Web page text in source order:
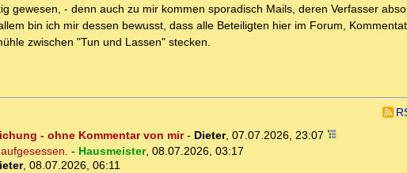
gewesen, - denn auch zu mir kommen sporadisch Mails, deren Verfasser
bin ich mir dessen bewusst, dass alle Beteiligten hier im Forum,
zwischen "Tun und Lassen" stecken.
- ohne Kommentar von mir- Dieter, 07.07.2026, 23:07
- Hausmeister, 08.07.2026, 03:17
, 08.07.2026, 06:11